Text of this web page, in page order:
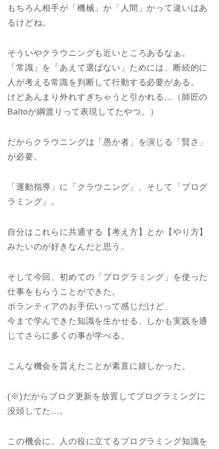
もちろん相手が「機械」か「人間」かって違いはあ
るけどね。
そういやクラウニングも近いところあるなぁ。
「常識」を「あえて選ばない」ためには、断続的に
人が考える常識を判断して行動する必要がある。
けどあんまり外れすぎちゃうと引かれる…（師匠の
Baltoが綱渡りって表現してたやつ。）
だからクラウニングは「愚か者」を演じる「賢さ」
が必要。
「運動指導」に「クラウニング」、そして「プログ
ラミング」。
自分はこれらに共通する【考え方】とか【やり方】
みたいのが好きなんだと思う。
そして今回、初めての「プログラミング」を使った
仕事をもらうことができた。
ボランティアのお手伝いって感じだけど、
今まで学んできた知識を生かせる、しかも実践を通
じてさらに多くの事が学べる。
こんな機会を貰えたことが素直に嬉しかった。
(※)だからブログ更新を放置してプログラミングに
没頭してた…。
この機会に、人の役に立てるプログラミング知識を